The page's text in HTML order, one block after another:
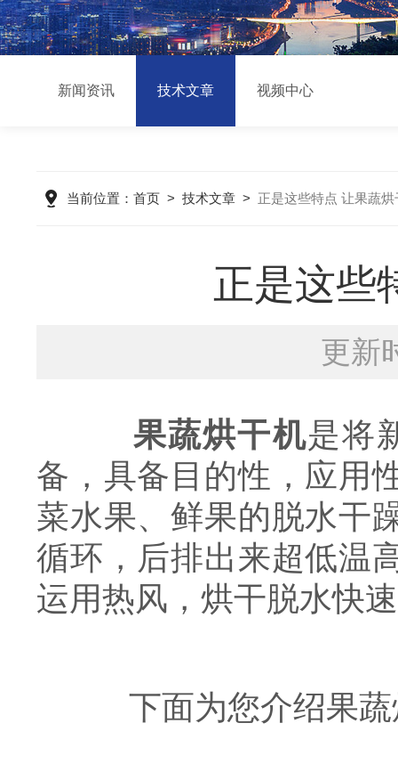
新闻资讯 技术文章 视频中心
当前位置： 首页> 技术文章> 正是这些特点 让果蔬
正是这些
更新
果蔬烘干机是将
备，具备目的性，应用
菜水果、鲜果的脱水干
循环，后排出来超低温
运用热风，烘干脱水快
下面为您介绍果蔬